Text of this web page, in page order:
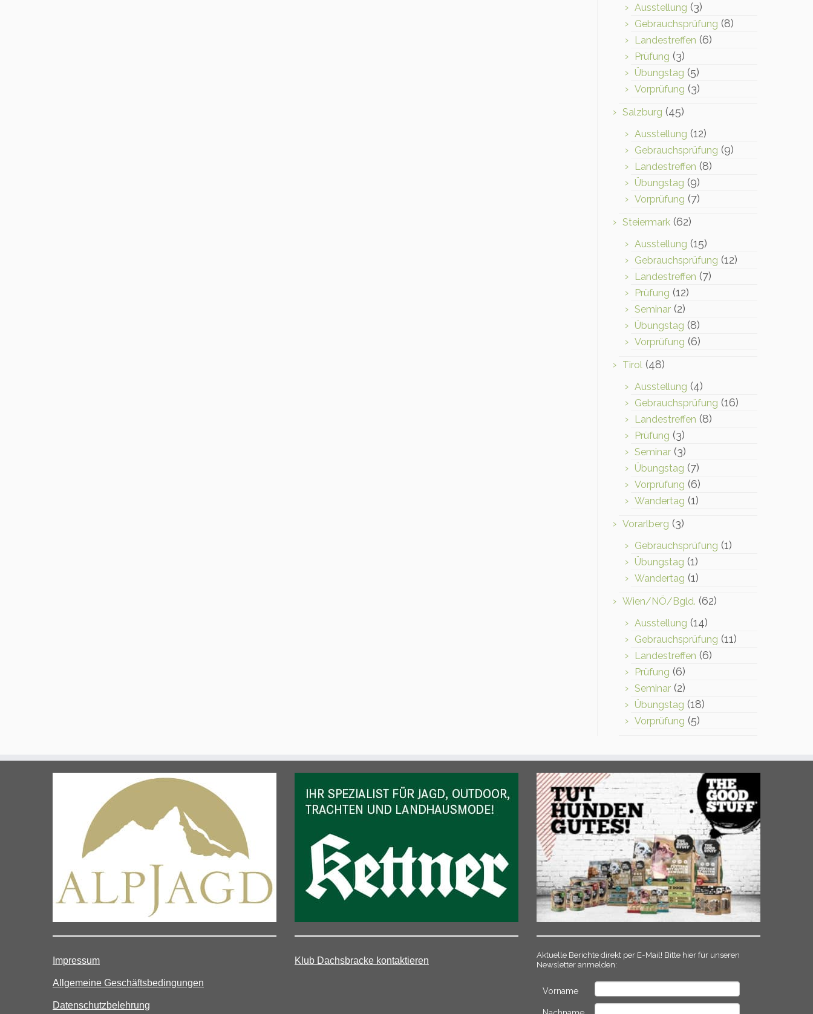
Ausstellung (3)
Gebrauchsprüfung (8)
Landestreffen (6)
Prüfung (3)
Übungstag (5)
Vorprüfung (3)
Salzburg (45)
Ausstellung (12)
Gebrauchsprüfung (9)
Landestreffen (8)
Übungstag (9)
Vorprüfung (7)
Steiermark (62)
Ausstellung (15)
Gebrauchsprüfung (12)
Landestreffen (7)
Prüfung (12)
Seminar (2)
Übungstag (8)
Vorprüfung (6)
Tirol (48)
Ausstellung (4)
Gebrauchsprüfung (16)
Landestreffen (8)
Prüfung (3)
Seminar (3)
Übungstag (7)
Vorprüfung (6)
Wandertag (1)
Vorarlberg (3)
Gebrauchsprüfung (1)
Übungstag (1)
Wandertag (1)
Wien/NÖ/Bgld. (62)
Ausstellung (14)
Gebrauchsprüfung (11)
Landestreffen (6)
Prüfung (6)
Seminar (2)
Übungstag (18)
Vorprüfung (5)
Impressum
Allgemeine Geschäftsbedingungen
Datenschutzbelehrung
Klub Dachsbracke kontaktieren
Aktuelle Berichte direkt per E-Mail! Bitte hier für unseren
Newsletter anmelden:
Vorname